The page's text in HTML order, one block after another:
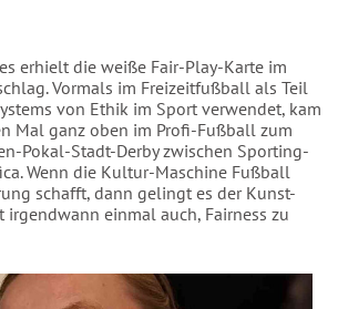
erhielt die weiße Fair-Play-Karte im
Vormals im Freizeitfußball als Teil
von Ethik im Sport verwendet, kam
Mal ganz oben im Profi-Fußball zum
Pokal-Stadt-Derby zwischen Sporting-
Wenn die Kultur-Maschine Fußball
schafft, dann gelingt es der Kunst-
einmal auch, Fairness zu